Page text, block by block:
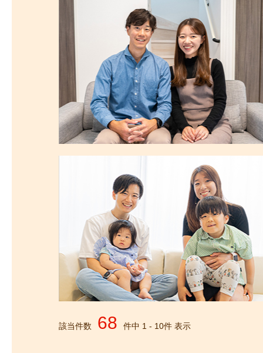
該当件数 68 件中 1 - 10件 表示